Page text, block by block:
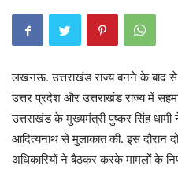
लखनऊ. उत्तराखंड राज्य बनने के बाद से
उत्तर प्रदेश और उत्तराखंड राज्य में
उत्तराखंड के मुख्यमंत्री पुष्कर सिंह
आदित्यनाथ से मुलाकात की. इस दौरान
अधिकारियों ने बैठकर करके मामलों के